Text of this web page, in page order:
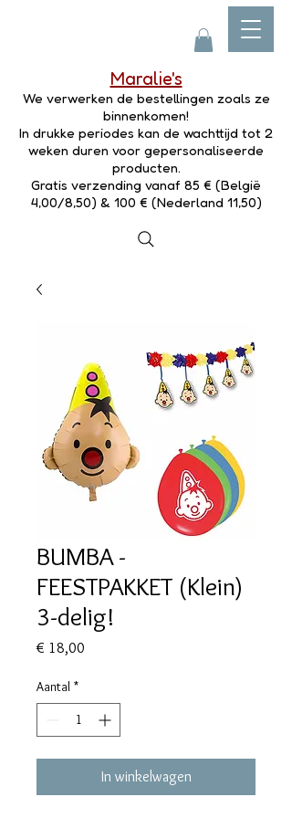
Maralie's
We verwerken de bestellingen zoals ze
binnenkomen!
In drukke periodes kan de wachttijd tot 2
weken duren voor gepersonaliseerde
producten.
Gratis verzending vanaf 85 € (België
4,00/8,50) & 100 € (Nederland 11,50)
BUMBA -
FEESTPAKKET (Klein)
3-delig!
€ 18,00
Aantal *
In winkelwagen